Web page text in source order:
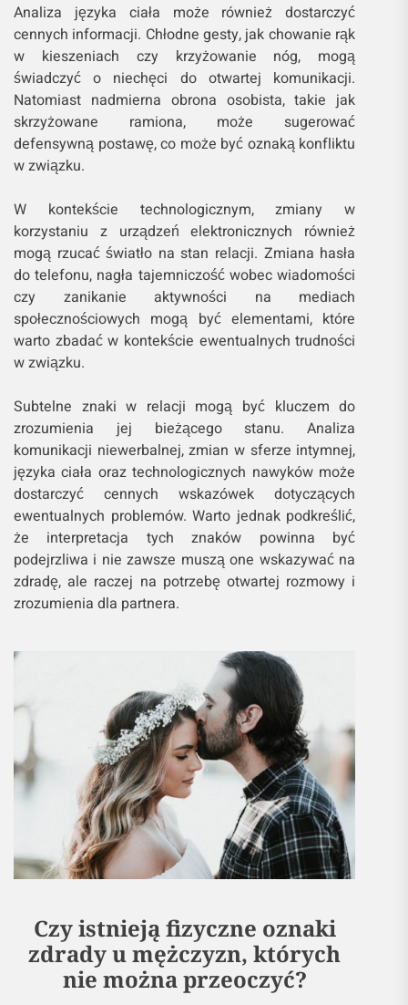
Analiza języka ciała może również dostarczyć
cennych informacji. Chłodne gesty, jak chowanie rąk
w kieszeniach czy krzyżowanie nóg, mogą
świadczyć o niechęci do otwartej komunikacji.
Natomiast nadmierna obrona osobista, takie jak
skrzyżowane ramiona, może sugerować
defensywną postawę, co może być oznaką konfliktu
w związku.
W kontekście technologicznym, zmiany w
korzystaniu z urządzeń elektronicznych również
mogą rzucać światło na stan relacji. Zmiana hasła
do telefonu, nagła tajemniczość wobec wiadomości
czy zanikanie aktywności na mediach
społecznościowych mogą być elementami, które
warto zbadać w kontekście ewentualnych trudności
w związku.
Subtelne znaki w relacji mogą być kluczem do
zrozumienia jej bieżącego stanu. Analiza
komunikacji niewerbalnej, zmian w sferze intymnej,
języka ciała oraz technologicznych nawyków może
dostarczyć cennych wskazówek dotyczących
ewentualnych problemów. Warto jednak podkreślić,
że interpretacja tych znaków powinna być
podejrzliwa i nie zawsze muszą one wskazywać na
zdradę, ale raczej na potrzebę otwartej rozmowy i
zrozumienia dla partnera.
Czy istnieją fizyczne oznaki
zdrady u mężczyzn, których
nie można przeoczyć?